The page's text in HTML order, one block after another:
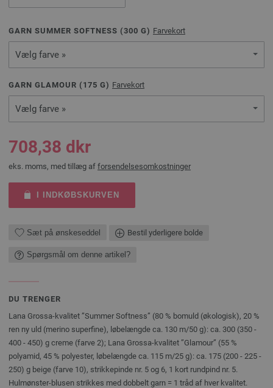
GARN SUMMER SOFTNESS (300 G) Farvekort
Vælg farve »
GARN GLAMOUR ( 175 G) Farvekort
Vælg farve »
708,38 dkr
eks. moms, med tillæg af forsendelsesomkostninger
I INDKØBSKURVEN
Sæt på ønskeseddel Bestil yderligere bolde
Spørgsmål om denne artikel?
DU TRENGER
Lana Grossa-kvalitet ”Summer Softness” (80 % bomuld (økologisk), 20 %
ren ny uld (merino superfine), løbelængde ca. 130 m/50 g): ca. 300 (350 -
400 - 450) g creme (farve 2); Lana Grossa-kvalitet ”Glamour” (55 %
polyamid, 45 % polyester, løbelængde ca. 115 m/25 g): ca. 175 (200 - 225 -
250) g beige (farve 10), strikkepinde nr. 5 og 6, 1 kort rundpind nr. 5.
Hulmønster-blusen strikkes med dobbelt garn = 1 tråd af hver kvalitet.